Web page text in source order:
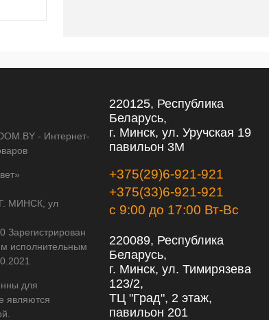
- Интернет-
МИНСК, ул
Зарегистрирован
исполнительным
для
являются
220125, Республика
Беларусь,
г. Минск, ул. Уручская 19
павильон 3М
+375(29)6-921-921
+375(33)6-921-921
с 9:00 до 17:00 Вт-Вс
220089, Республика
Беларусь,
г. Минск, ул. Тимирязева
123/2,
ТЦ "Град", 2 этаж,
павильон 201